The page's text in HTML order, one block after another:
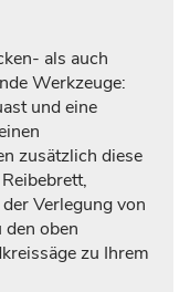
als auch
Werkzeuge:
und eine
zusätzlich diese
Verlegung von
oben
zu Ihrem